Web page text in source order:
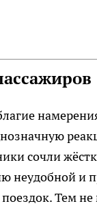
сочли
неудобной и
поездок. Тем